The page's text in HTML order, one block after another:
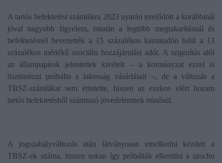
A tartós befektetési számlákra 2023 nyarán terelődött a korábbinál
jóval nagyobb figyelem, miután a legtöbb megtakarításnál és
befektetésnél bevezették a 15 százalékos kamatadón felül a 13
százalékos mértékű szociális hozzájárulási adót. A szigorítás alól
az állampapírok jelentettek kivételt – a kormányzat ezzel is
ösztönözni próbálta a lakosság vásárlásait –, de a változás a
TBSZ-számlákat sem érintette, hiszen az ezeken elért hozam
tartós befektetésből származó jövedelemnek minősül.
A jogszabályváltozás után látványosan emelkedni kezdett a
TBSZ-ek száma, hiszen sokan így próbálták elkerülni a szocho